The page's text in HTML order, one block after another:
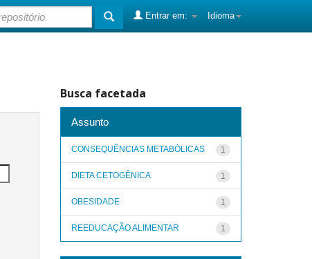
Idioma
Entrar em:
Busca facetada
Assunto
1
CONSEQUÊNCIAS METABÓLICAS
1
DIETA CETOGÊNICA
1
OBESIDADE
1
REEDUCAÇÃO ALIMENTAR